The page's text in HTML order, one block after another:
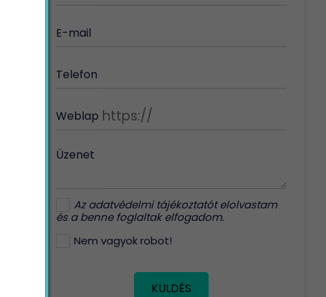
E-mail
Telefon
Weblap
Üzenet
Azadatvédelmi tájékoztatótelolvastam
és a benne foglaltak elfogadom.
Nem vagyok robot!
KÜLDÉS